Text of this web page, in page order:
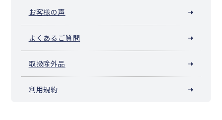
お客様の声
よくあるご質問
取扱除外品
利用規約